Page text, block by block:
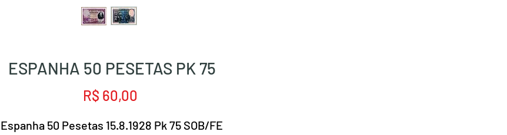
ESPANHA 50 PESETAS PK 75
R$ 60,00
Espanha 50 Pesetas 15.8.1928 Pk 75 SOB/FE